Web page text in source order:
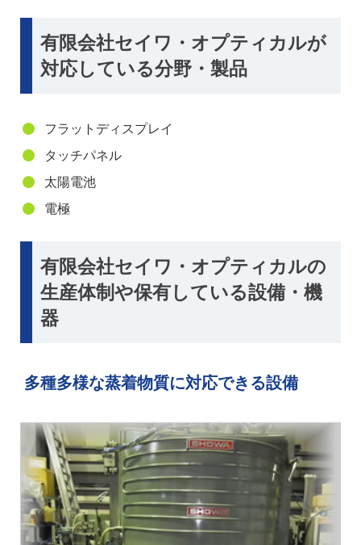
有限会社セイワ・オプティカルが
対応している分野・製品
フラットディスプレイ
タッチパネル
太陽電池
電極
有限会社セイワ・オプティカルの
生産体制や保有している設備・機
器
多種多様な蒸着物質に対応できる設備